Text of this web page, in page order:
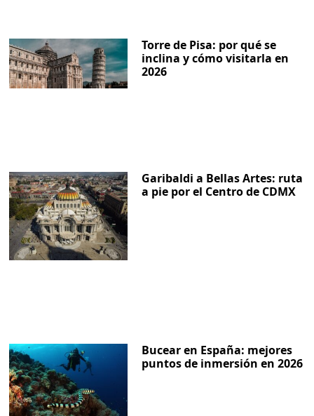
Torre de Pisa: por qué se
inclina y cómo visitarla en
2026
Garibaldi a Bellas Artes: ruta
a pie por el Centro de CDMX
Bucear en España: mejores
puntos de inmersión en 2026